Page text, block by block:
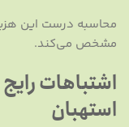
محاسبه درست این
مشخص می‌کند.
اشتباهات
استهبان